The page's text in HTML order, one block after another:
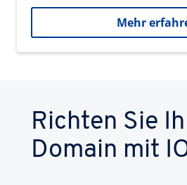
Mehr
Richten Sie
Domain mit